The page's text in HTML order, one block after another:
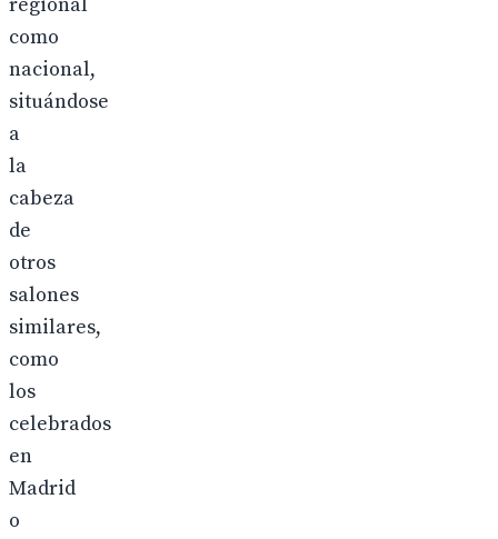
como
nacional,
situándose
a
la
cabeza
de
otros
salones
similares,
como
los
celebrados
en
Madrid
o